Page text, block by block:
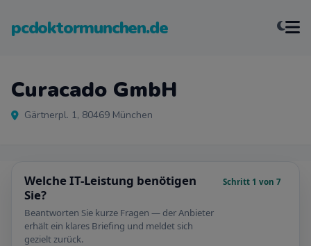
pcdoktormunchen.de
Curacado GmbH
Gärtnerpl. 1, 80469 München
Welche IT-Leistung benötigen
Sie?
Beantworten Sie kurze Fragen — der Anbieter
erhält ein klares Briefing und meldet sich
gezielt zurück.
Schritt 1 von 7